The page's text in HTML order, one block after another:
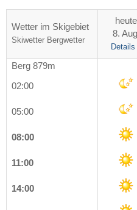
Wetter im Skigebiet
Skiwetter Bergwetter
heute
8.
Details
Berg 879m
02:00
05:00
08:00
11:00
14:00